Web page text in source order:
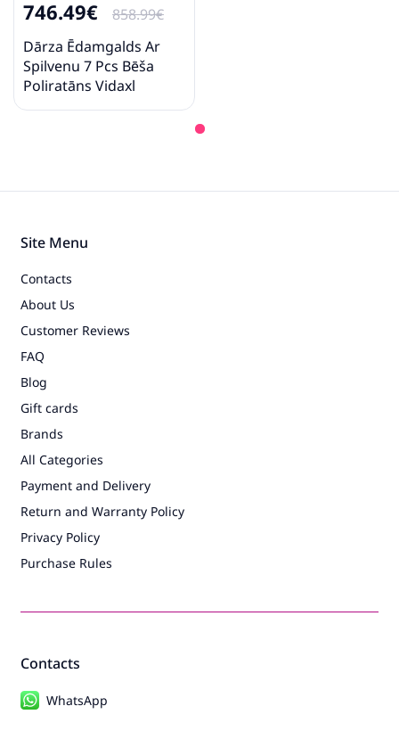
746.49€
858.99€
Dārza Ēdamgalds Ar
Spilvenu 7 Pcs Bēša
Poliratāns Vidaxl
Contacts
WhatsApp
Site Menu
Contacts
About Us
Customer Reviews
FAQ
Blog
Gift cards
Brands
All Categories
Payment and Delivery
Return and Warranty Policy
Privacy Policy
Purchase Rules